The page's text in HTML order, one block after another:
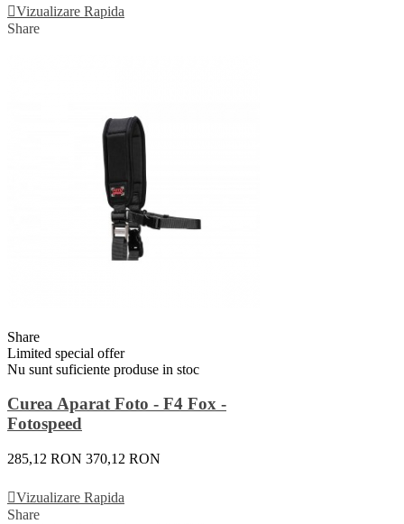
Vizualizare Rapida
Share
Share
Limited special offer
Nu sunt suficiente produse in stoc
Curea Aparat Foto - F4 Fox -
Fotospeed
285,12 RON 370,12 RON
Vizualizare Rapida
Share